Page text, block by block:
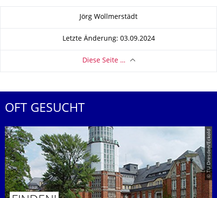
Jörg Wollmerstädt
Letzte Änderung: 03.09.2024
Diese Seite …
OFT GESUCHT
© TU Dresden/Eckold